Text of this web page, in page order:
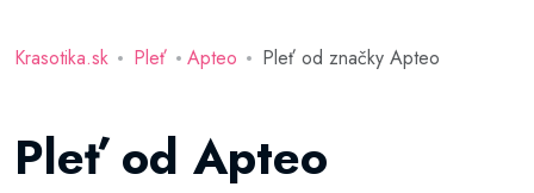
Krasotika.sk Pleť Apteo Pleť od značky Apteo
Pleť od Apteo